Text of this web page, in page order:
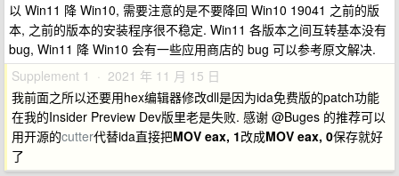
以 Win11 降 Win10, 需要注意的是不要降回 Win10 19041 之前的版
本, 之前的版本的安装程序很不稳定. Win11 各版本之间互转基本没有
bug, Win11 降 Win10 会有一些应用商店的 bug 可以参考原文解决.
Supplement 1 · 2021 年 11 月 15 日
我前面之所以还要用hex编辑器修改dll是因为ida免费版的patch功能
在我的Insider Preview Dev版里老是失败. 感谢 @Buges 的推荐可以
用开源的cutter代替ida直接把MOV eax, 1改成MOV eax, 0保存就好
了